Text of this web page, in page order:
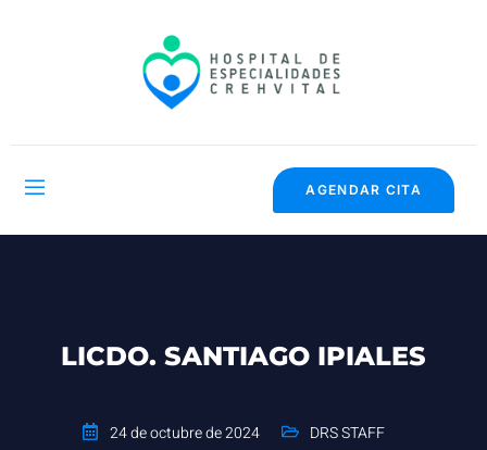
AGENDAR CITA
LICDO. SANTIAGO IPIALES
24 de octubre de 2024 DRS STAFF